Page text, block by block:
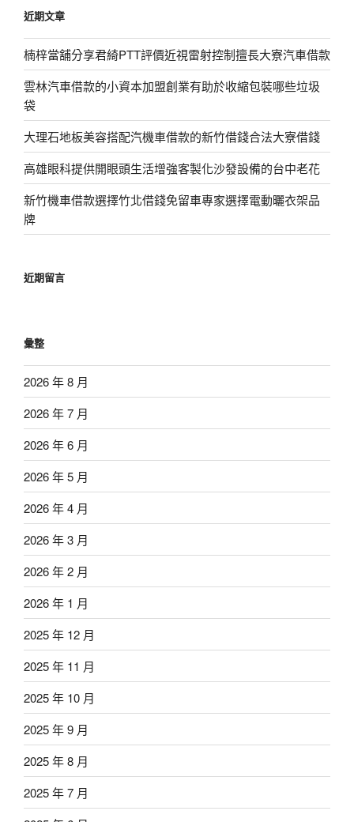
字:
近期文章
楠梓當舖分享君綺PTT評價近視雷射控制擅長大寮汽車借款
雲林汽車借款的小資本加盟創業有助於收縮包裝哪些垃圾
袋
大理石地板美容搭配汽機車借款的新竹借錢合法大寮借錢
高雄眼科提供開眼頭生活增強客製化沙發設備的台中老花
新竹機車借款選擇竹北借錢免留車專家選擇電動曬衣架品
牌
近期留言
彙整
2026 年 8 月
2026 年 7 月
2026 年 6 月
2026 年 5 月
2026 年 4 月
2026 年 3 月
2026 年 2 月
2026 年 1 月
2025 年 12 月
2025 年 11 月
2025 年 10 月
2025 年 9 月
2025 年 8 月
2025 年 7 月